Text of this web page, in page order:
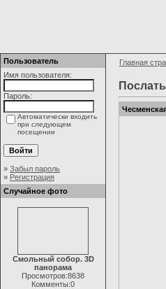
Пользователь
Имя пользователя:
Пароль:
Автоматически входить
при следующем
посещении
» Забыл пароль
» Регистрация
Случайное фото
Смольный собор. 3D
панорама
Просмотров:8638
Комменты:0
Главная